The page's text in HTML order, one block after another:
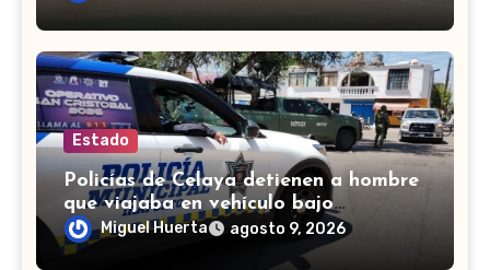
Estado
Policías de Celaya detienen a hombre
que viajaba en vehículo bajo
investigación
Miguel Huerta agosto 9, 2026